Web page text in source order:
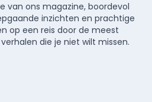
van ons magazine, boordevol
inzichten en prachtige
op een reis door de meest
die je niet wilt missen.